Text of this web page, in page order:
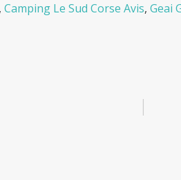
, Camping Le Sud Corse Avis, Geai
|